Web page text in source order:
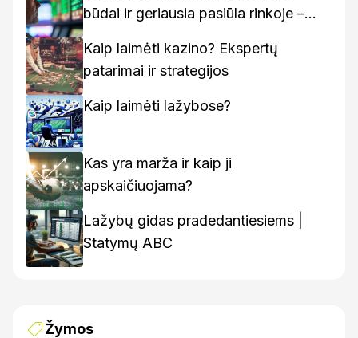
būdai ir geriausia pasiūla rinkoje –
Kaip laimėti kazino? Ekspertų
patarimai ir strategijos
Kaip laimėti lažybose?
Kas yra marža ir kaip ji
apskaičiuojama?
Lažybų gidas pradedantiesiems |
Statymų ABC
Žymos